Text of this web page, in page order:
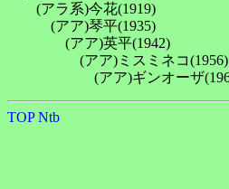
(アラ系)今花(1919)
(アア)琴平(1935)
(アア)英平(1942)
(アア)ミスミネコ(1956)
TOP Ntb